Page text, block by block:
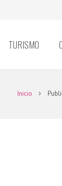
TURISMO
Inicio